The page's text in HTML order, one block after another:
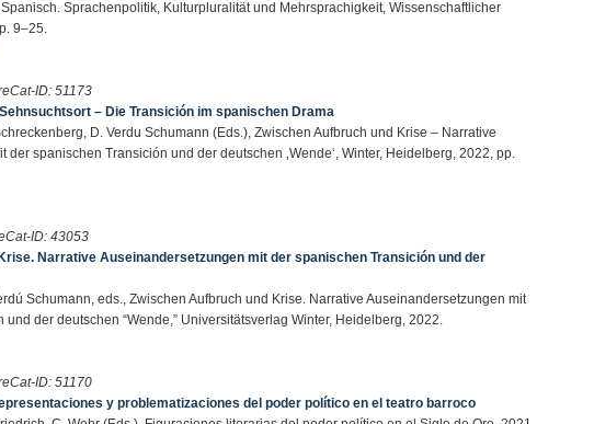
Sprachenpolitik, Kulturpluralität und Mehrsprachigkeit, Wissenschaftlicher
9–25.
ID:51173
– Die Transición im spanischen Drama
D. Verdu Schumann (Eds.), Zwischen Aufbruch und Krise – Narrative
der spanischen Transición und der deutschen ‚Wende‘, Winter, Heidelberg, 2022, pp.
ID:43053
Narrative Auseinandersetzungen mit der spanischen Transición und der
Schumann, eds., Zwischen Aufbruch und Krise. Narrative Auseinandersetzungen mit
der deutschen “Wende,” Universitätsverlag Winter, Heidelberg, 2022.
ID:51170
y problematizaciones del poder político en el teatro barroco